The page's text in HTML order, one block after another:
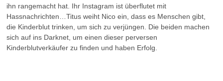
ihn rangemacht hat. Ihr Instagram ist überflutet mit
Hassnachrichten…Titus weiht Nico ein, dass es Menschen gibt,
die Kinderblut trinken, um sich zu verjüngen. Die beiden machen
sich auf ins Darknet, um einen dieser perversen
Kinderblutverkäufer zu finden und haben Erfolg.